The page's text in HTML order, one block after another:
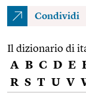
Condividi
Il dizionario di
A B C D E
R S T U V